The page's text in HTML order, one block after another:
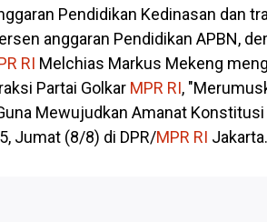
Pendidikan Kedinasan dan
anggaran Pendidikan APBN,
RI Melchias Markus Mekeng
Partai Golkar MPR RI,
Mewujudkan Amanat
Jumat (8/8) di DPR/MPR RI Jakarta.